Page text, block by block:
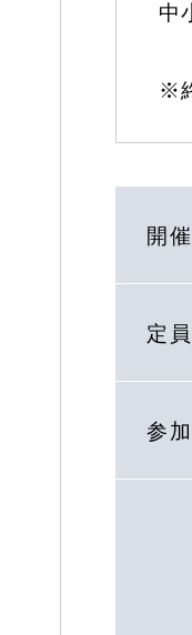
中
※
開
定員
参